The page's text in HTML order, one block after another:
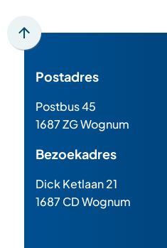
Scroll
boven
het
begin
van
paginainhoud
Postadres
Postbus 45
1687 ZG Wognum
Bezoekadres
Dick Ketlaan 21
1687 CD Wognum